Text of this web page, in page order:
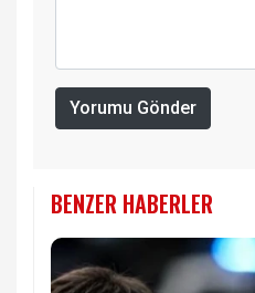
Yorumu Gönder
BENZER HABERLER